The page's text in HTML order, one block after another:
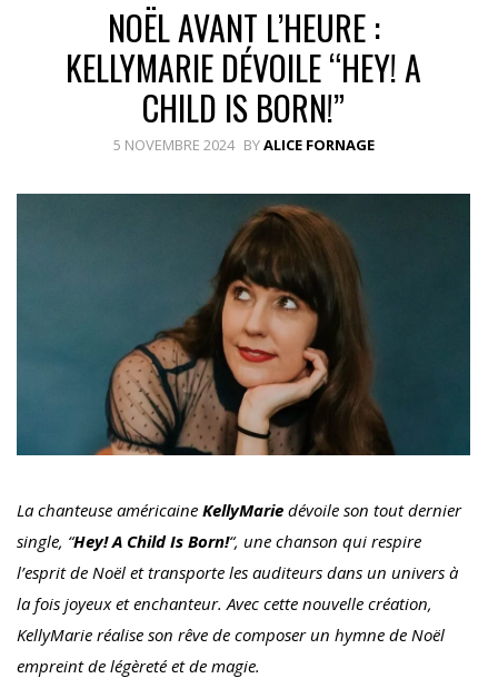
NOËL AVANT L’HEURE :
KELLYMARIE DÉVOILE “HEY! A
CHILD IS BORN!”
5 NOVEMBRE 2024 BYALICE FORNAGE
La chanteuse américaine KellyMarie dévoile son tout dernier
single, “Hey! A Child Is Born!“, une chanson qui respire
l’esprit de Noël et transporte les auditeurs dans un univers à
la fois joyeux et enchanteur. Avec cette nouvelle création,
KellyMarie réalise son rêve de composer un hymne de Noël
empreint de légèreté et de magie.